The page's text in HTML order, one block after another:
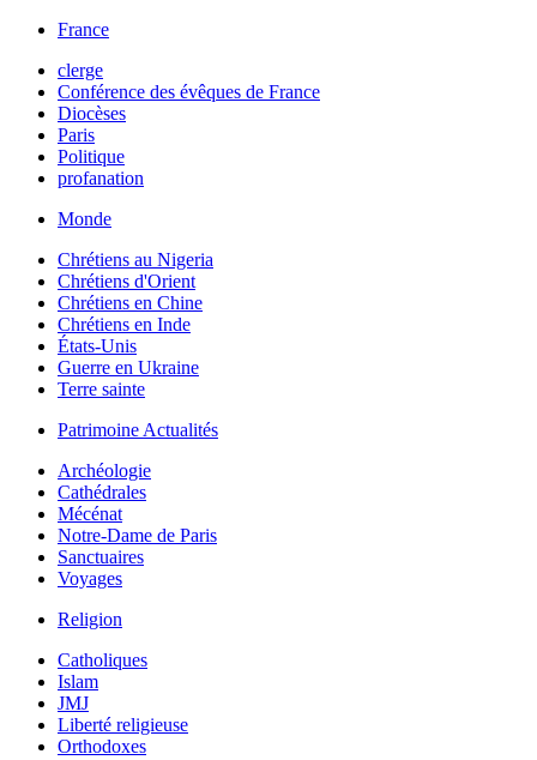
France
clerge
Conférence des évêques de France
Diocèses
Paris
Politique
profanation
Monde
Chrétiens au Nigeria
Chrétiens d'Orient
Chrétiens en Chine
Chrétiens en Inde
États-Unis
Guerre en Ukraine
Terre sainte
Patrimoine Actualités
Archéologie
Cathédrales
Mécénat
Notre-Dame de Paris
Sanctuaires
Voyages
Religion
Catholiques
Islam
JMJ
Liberté religieuse
Orthodoxes